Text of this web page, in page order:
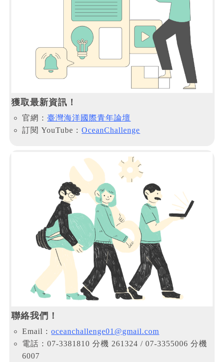
獲取最新資訊！
官網：臺灣海洋國際青年論壇
訂閱 YouTube：OceanChallenge
聯絡我們！
Email：oceanchallenge01@gmail.com
電話：07-3381810 分機 261324 / 07-3355006 分機
6007